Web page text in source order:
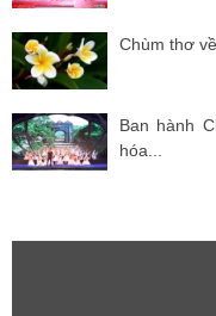
Chùm thơ
Ban hành
hóa...